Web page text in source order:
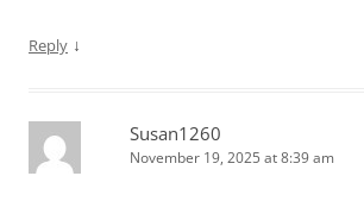
Reply ↓
Susan1260
November 19, 2025 at 8:39 am